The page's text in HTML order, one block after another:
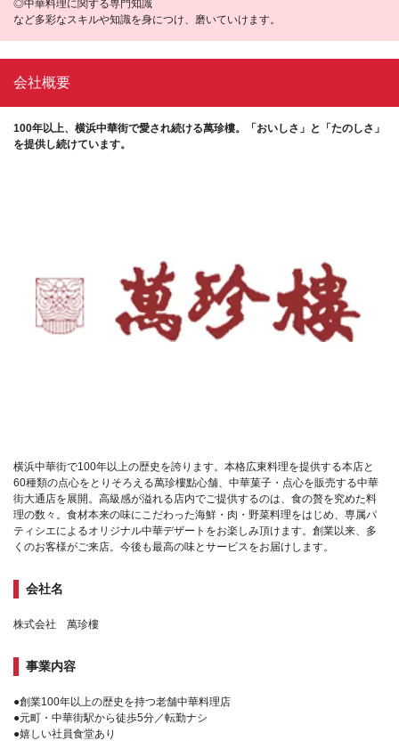
◎中華料理に関する専門知識
など多彩なスキルや知識を身につけ、磨いていけます。
会社概要
100年以上、横浜中華街で愛され続ける萬珍樓。「おいしさ」と「たのしさ」
を提供し続けています。
横浜中華街で100年以上の歴史を誇ります。本格広東料理を提供する本店と
60種類の点心をとりそろえる萬珍樓點心舗、中華菓子・点心を販売する中華
街大通店を展開。高級感が溢れる店内でご提供するのは、食の贅を究めた料
理の数々。食材本来の味にこだわった海鮮・肉・野菜料理をはじめ、専属パ
ティシエによるオリジナル中華デザートをお楽しみ頂けます。創業以来、多
くのお客様がご来店。今後も最高の味とサービスをお届けします。
会社名
株式会社 萬珍樓
事業内容
●創業100年以上の歴史を持つ老舗中華料理店
●元町・中華街駅から徒歩5分／転勤ナシ
●嬉しい社員食堂あり